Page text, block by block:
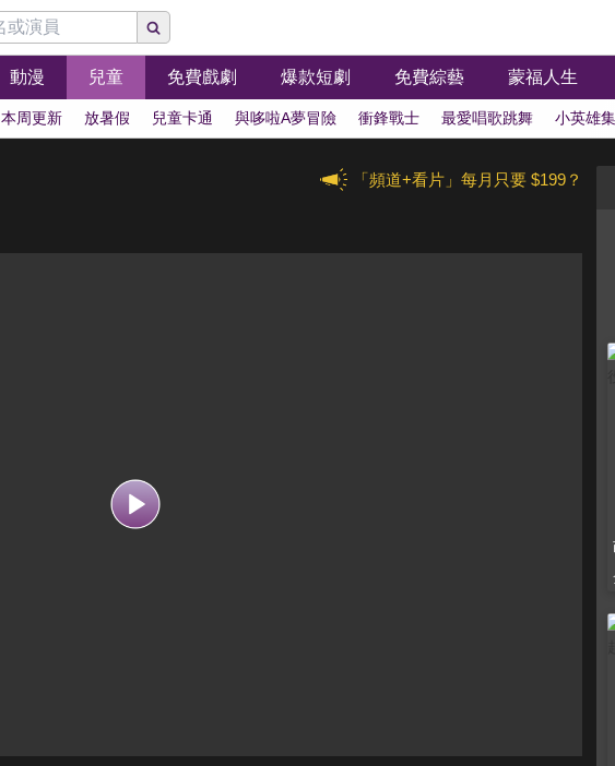
動漫 兒童 免費戲劇 爆款短劇 免費綜藝 蒙福人生
本周更新 放暑假 兒童卡通 與哆啦A夢冒險 衝鋒戰士 最愛唱歌跳舞 小英雄
「頻道+看片」每月只要 $199？